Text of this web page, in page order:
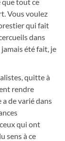
Vous voulez
qui fait
dans
été fait, je
quitte à
rendre
a de varié dans
qui ont
sens à ce